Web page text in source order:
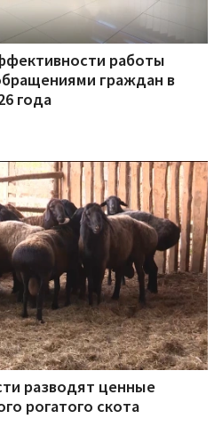
работы
граждан в
года
разводят ценные
рогатого скота